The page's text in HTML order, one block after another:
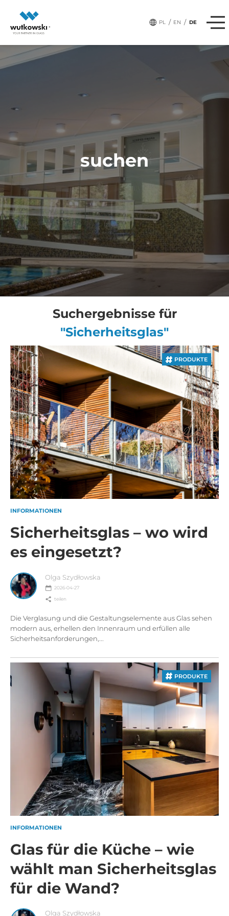
PL / EN / DE
suchen
Suchergebnisse für
"Sicherheitsglas"
PRODUKTE
INFORMATIONEN
Sicherheitsglas – wo wird
es eingesetzt?
Olga Szydłowska
2026-04-27
teilen
Die Verglasung und die Gestaltungselemente aus Glas sehen
modern aus, erhellen den Innenraum und erfüllen alle
Sicherheitsanforderungen,...
PRODUKTE
INFORMATIONEN
Glas für die Küche – wie
wählt man Sicherheitsglas
für die Wand?
Olga Szydłowska